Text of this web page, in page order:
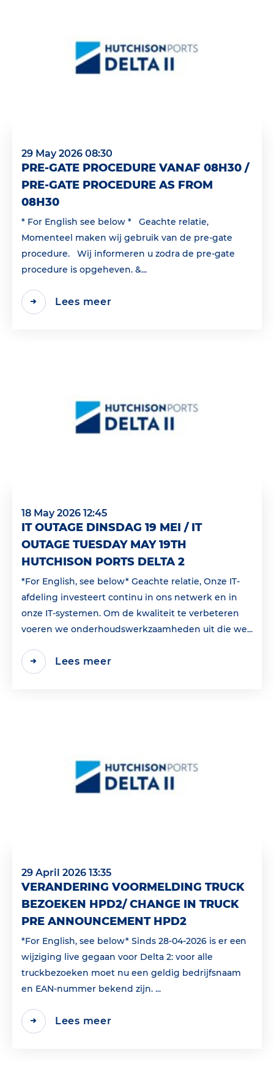
29 May 2026 08:30
PRE-GATE PROCEDURE VANAF 08H30 /
PRE-GATE PROCEDURE AS FROM
08H30
* For English see below * Geachte relatie,
Momenteel maken wij gebruik van de pre-gate
procedure. Wij informeren u zodra de pre-gate
procedure is opgeheven. &...
Lees meer
18 May 2026 12:45
IT OUTAGE DINSDAG 19 MEI / IT
OUTAGE TUESDAY MAY 19TH
HUTCHISON PORTS DELTA 2
*For English, see below* Geachte relatie, Onze IT-
afdeling investeert continu in ons netwerk en in
onze IT-systemen. Om de kwaliteit te verbeteren
voeren we onderhoudswerkzaamheden uit die we...
Lees meer
29 April 2026 13:35
VERANDERING VOORMELDING TRUCK
BEZOEKEN HPD2/ CHANGE IN TRUCK
PRE ANNOUNCEMENT HPD2
*For English, see below* Sinds 28-04-2026 is er een
wijziging live gegaan voor Delta 2: voor alle
truckbezoeken moet nu een geldig bedrijfsnaam
en EAN‑nummer bekend zijn. ...
Lees meer